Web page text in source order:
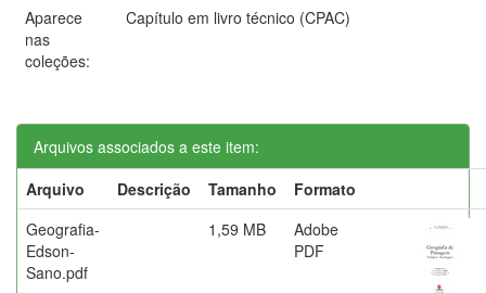
Aparece
nas
coleções:
Capítulo em livro técnico (CPAC)
Arquivos associados a este item:
Arquivo
Descrição Tamanho
Formato
Geografia-
Edson-
Sano.pdf
1,59 MB
Adobe
PDF